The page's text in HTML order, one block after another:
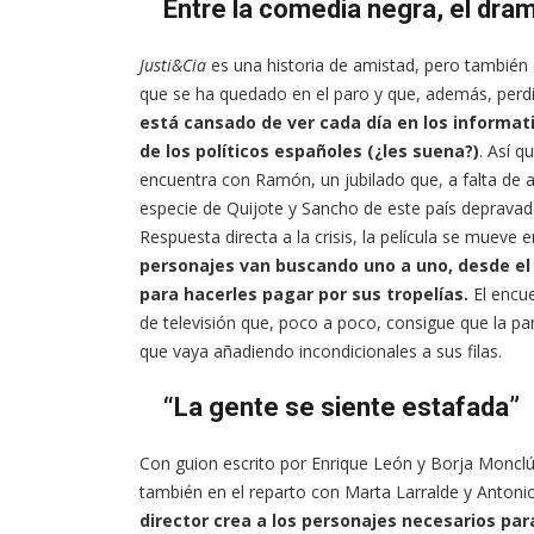
Entre la comedia negra, el
Justi&Cia es una historia de amistad, pero
que se ha quedado en el paro y que, además,
está cansado de ver cada día en los
de los políticos españoles (¿les suena?). Así
encuentra con Ramón, un jubilado que, a falta de
especie de Quijote y Sancho de este país
Respuesta directa a la crisis, la película se
personajes van buscando uno a uno, desde
para hacerles pagar por sus tropelías. El
de televisión que, poco a poco, consigue que la
que vaya añadiendo incondicionales a sus filas.
“La gente se siente estafada”
Con guion escrito por Enrique León y Borja
también en el reparto con Marta Larralde y
director crea a los personajes necesarios